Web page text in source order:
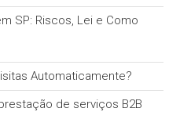
SP: Riscos, Lei e Como
Automaticamente?
de serviços B2B